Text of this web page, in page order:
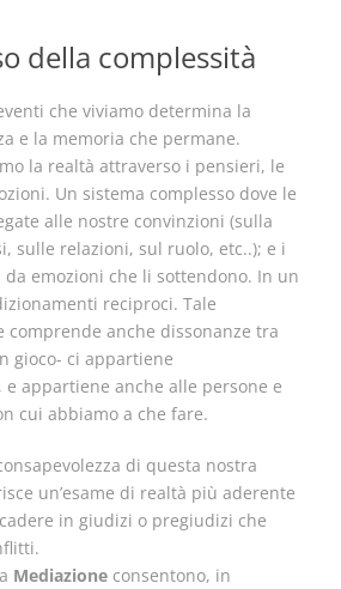
della complessità
che viviamo determina la
e la memoria che permane.
la realtà attraverso i pensieri, le
Un sistema complesso dove le
alle nostre convinzioni (sulla
sulle relazioni, sul ruolo, etc..); e i
emozioni che li sottendono. In un
reciproci. Tale
comprende anche dissonanze tra
gioco- ci appartiene
appartiene anche alle persone e
cui abbiamo a che fare.
di questa nostra
un’esame di realtà più aderente
in giudizi o pregiudizi che
Mediazione consentono, in